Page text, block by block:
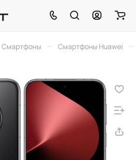
Смартфоны – Смартфоны Huawei –